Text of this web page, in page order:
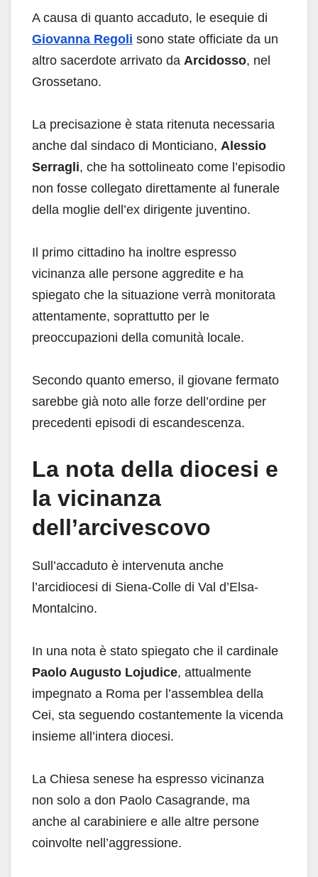
A causa di quanto accaduto, le esequie di
Giovanna Regoli sono state officiate da un
altro sacerdote arrivato da Arcidosso, nel
Grossetano.
La precisazione è stata ritenuta necessaria
anche dal sindaco di Monticiano, Alessio
Serragli, che ha sottolineato come l’episodio
non fosse collegato direttamente al funerale
della moglie dell’ex dirigente juventino.
Il primo cittadino ha inoltre espresso
vicinanza alle persone aggredite e ha
spiegato che la situazione verrà monitorata
attentamente, soprattutto per le
preoccupazioni della comunità locale.
Secondo quanto emerso, il giovane fermato
sarebbe già noto alle forze dell’ordine per
precedenti episodi di escandescenza.
La nota della diocesi e
la vicinanza
dell’arcivescovo
Sull’accaduto è intervenuta anche
l’arcidiocesi di Siena-Colle di Val d’Elsa-
Montalcino.
In una nota è stato spiegato che il cardinale
Paolo Augusto Lojudice, attualmente
impegnato a Roma per l’assemblea della
Cei, sta seguendo costantemente la vicenda
insieme all’intera diocesi.
La Chiesa senese ha espresso vicinanza
non solo a don Paolo Casagrande, ma
anche al carabiniere e alle altre persone
coinvolte nell’aggressione.